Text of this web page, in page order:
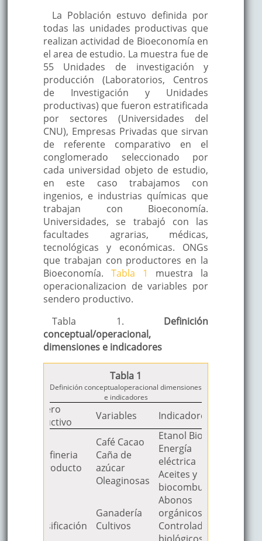
La Población estuvo definida por
todas las unidades productivas que
realizan actividad de Bioeconomía en
el area de estudio. La muestra fue de
55 Unidades de investigación y
producción (Laboratorios, Centros
de Investigación y Unidades
productivas) que fueron estratificada
por sectores (Universidades del
CNU), Empresas Privadas que sirvan
de referente comparativo en el
conglomerado seleccionado por
cada universidad objeto de estudio,
en este caso trabajamos con
ingenios, e industrias químicas que
trabajan con Bioeconomía.
Universidades, se trabajó con las
facultades agrarias, médicas,
tecnológicas y económicas. ONGs
que trabajan con productores en la
Bioeconomía. Tabla 1
muestra la
operacionalizacion de variables por
sendero productivo.
Tabla 1. Definición
conceptual/operacional,
dimensiones e indicadores
Tabla 1
Definición conceptualoperacional dimensiones
e indicadores
Sendero
productivo
Variables Indicadores
Bio-refineria
Bio-producto
Café Cacao
Caña de
azúcar
Oleaginosas
Etanol Biogás
Energía
eléctrica
Aceites y
biocombustible
intensificación
Ganadería
Cultivos
Abonos
orgánicos
Controladores